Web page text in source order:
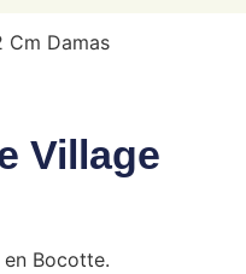
Cm Damas
Village
Bocotte.